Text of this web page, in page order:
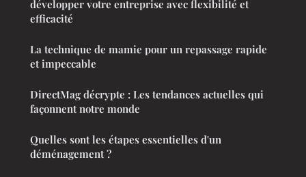
développer votre entreprise avec flexibilité et
efficacité
La technique de mamie pour un repassage rapide
et impeccable
DirectMag décrypte : Les tendances actuelles qui
façonnent notre monde
Quelles sont les étapes essentielles d'un
déménagement ?